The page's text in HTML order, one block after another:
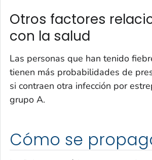
Otros factores
con la salud
Las personas que han tenido
tienen más probabilidades de
si contraen otra infección por
grupo A.
Cómo se